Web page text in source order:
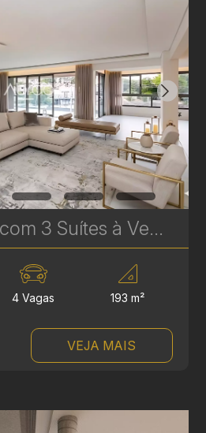
Apartamento com 3 Suítes à Venda no LandHaus Plaenge – 193 m² no Ecoville | Ref. 615
4 Vagas 193 m²
VEJA MAIS